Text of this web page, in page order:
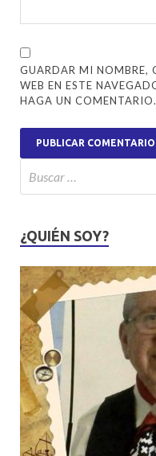
GUARDAR MI NOMBRE,
WEB EN ESTE
HAGA UN COMENTARIO.
¿QUIÉN SOY?